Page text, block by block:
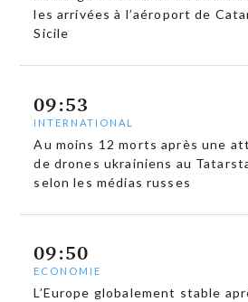
les arrivées à l’aéroport de
Sicile
09:53
INTERNATIONAL
Au moins 12 morts après une
de drones ukrainiens au
selon les médias russes
09:50
ECONOMIE
L’Europe globalement stable